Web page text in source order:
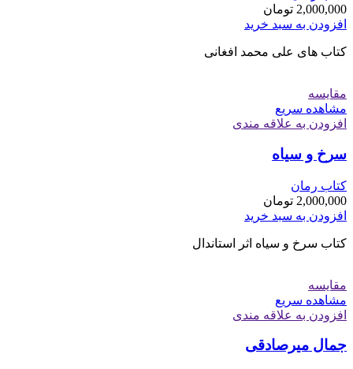
2,000,000 تومان
افزودن به سبد خرید
کتاب های علی محمد افغانی
مقایسه
مشاهده سریع
افزودن به علاقه مندی
سرخ و سیاه
کتاب رمان
2,000,000 تومان
افزودن به سبد خرید
کتاب سرخ و سیاه اثر استاندال
مقایسه
مشاهده سریع
افزودن به علاقه مندی
جمال میرصادقی